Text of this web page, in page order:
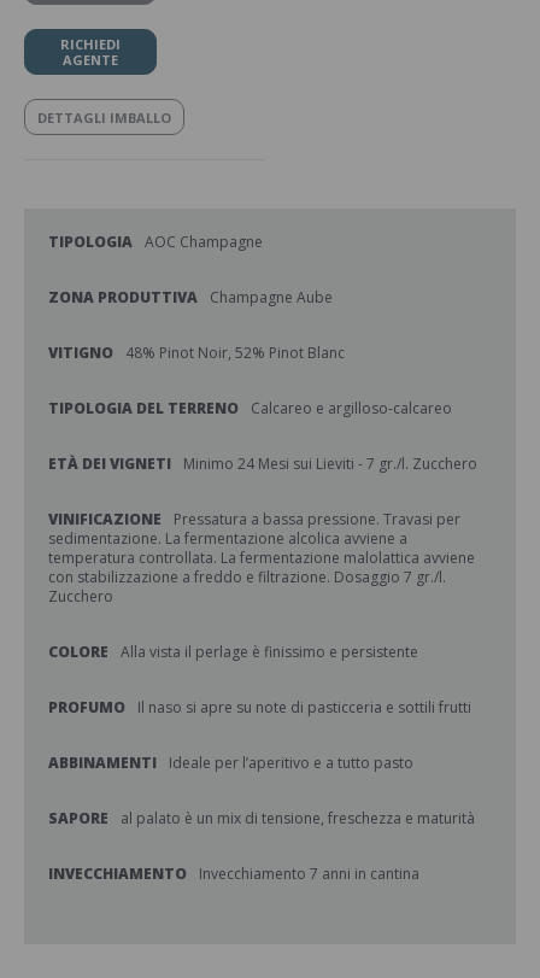
RICHIEDI
AGENTE
DETTAGLI IMBALLO
TIPOLOGIA AOC Champagne
ZONA PRODUTTIVA Champagne Aube
VITIGNO 48% Pinot Noir, 52% Pinot Blanc
TIPOLOGIA DEL TERRENO Calcareo e argilloso-calcareo
ETÀ DEI VIGNETI Minimo 24 Mesi sui Lieviti - 7 gr./l. Zucchero
VINIFICAZIONE
Pressatura a bassa pressione. Travasi per
sedimentazione. La fermentazione alcolica avviene a
temperatura controllata. La fermentazione malolattica avviene
con stabilizzazione a freddo e filtrazione. Dosaggio 7 gr./l.
Zucchero
COLORE Alla vista il perlage è finissimo e persistente
PROFUMO Il naso si apre su note di pasticceria e sottili frutti
ABBINAMENTI Ideale per l’aperitivo e a tutto pasto
SAPORE al palato è un mix di tensione, freschezza e maturità
INVECCHIAMENTO Invecchiamento 7 anni in cantina